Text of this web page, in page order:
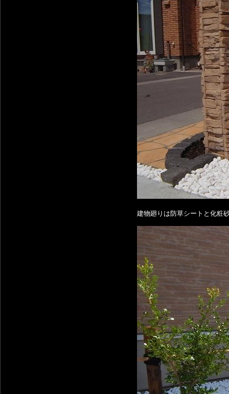
建物廻りは防草シートと化粧